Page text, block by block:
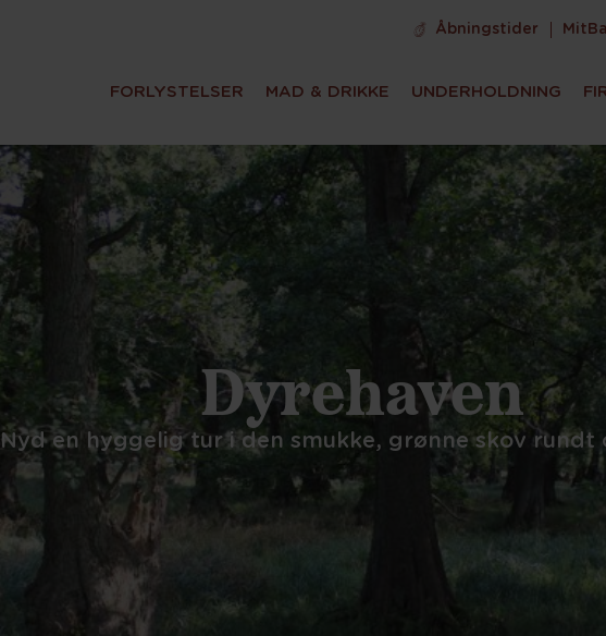
Åbningstider
FORLYSTELSER MAD & DRIKKE UNDERHOLDNING
Dyrehaven
Nyd en hyggelig tur i den smukke, grønne skov rundt